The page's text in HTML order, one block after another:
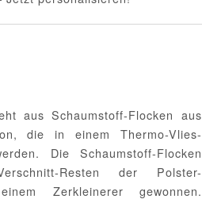
aus Schaumstoff-Flocken aus
die in einem Thermo-Vlies-
Die Schaumstoff-Flocken
Resten der Polster-
Zerkleinerer gewonnen.